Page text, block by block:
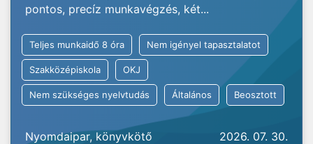
pontos, precíz munkavégzés, két...
Teljes munkaidő 8 óra Nem igényel tapasztalatot
Szakközépiskola OKJ
Nem szükséges nyelvtudás Általános Beosztott
Nyomdaipar, könyvkötő 2026. 07. 30.